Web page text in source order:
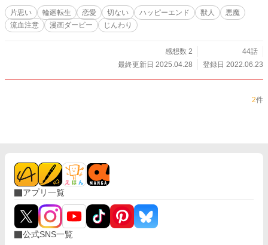
片思い 輪廻転生 恋愛 切ない ハッピーエンド 獣人
悪魔
流血注意
漫画ダービー じんわり
感想数 2
44話
最終更新日 2025.04.28
登録日 2022.06.23
2件
アプリ一覧
公式SNS一覧